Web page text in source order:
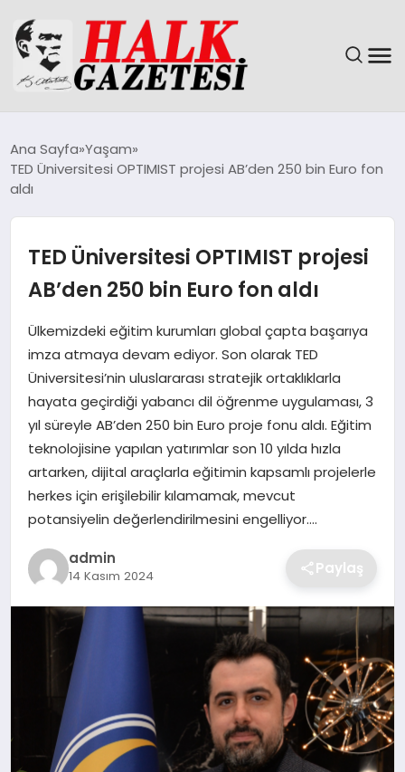
DÜNYA
MAGAZIN
SAĞLIK
SIYASET
SPOR
TEKNOLOJI
YAŞAM
Ana Sayfa Yaşam
TED Üniversitesi OPTIMIST projesi AB’den 250 bin Euro fon
aldı
TED Üniversitesi OPTIMIST projesi
AB’den 250 bin Euro fon aldı
Ülkemizdeki eğitim kurumları global çapta başarıya
imza atmaya devam ediyor. Son olarak TED
Üniversitesi’nin uluslararası stratejik ortaklıklarla
hayata geçirdiği yabancı dil öğrenme uygulaması, 3
yıl süreyle AB’den 250 bin Euro proje fonu aldı. Eğitim
teknolojisine yapılan yatırımlar son 10 yılda hızla
artarken, dijital araçlarla eğitimin kapsamlı projelerle
herkes için erişilebilir kılamamak, mevcut
potansiyelin değerlendirilmesini engelliyor….
admin
14 Kasım 2024 Paylaş